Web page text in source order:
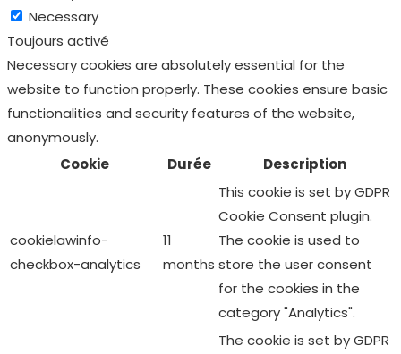
Necessary
Toujours activé
Necessary cookies are absolutely essential for the
website to function properly. These cookies ensure basic
functionalities and security features of the website,
anonymously.
Cookie
Durée Description
cookielawinfo-
checkbox-analytics
11
months
This cookie is set by GDPR
Cookie Consent plugin.
The cookie is used to
store the user consent
for the cookies in the
category "Analytics".
The cookie is set by GDPR